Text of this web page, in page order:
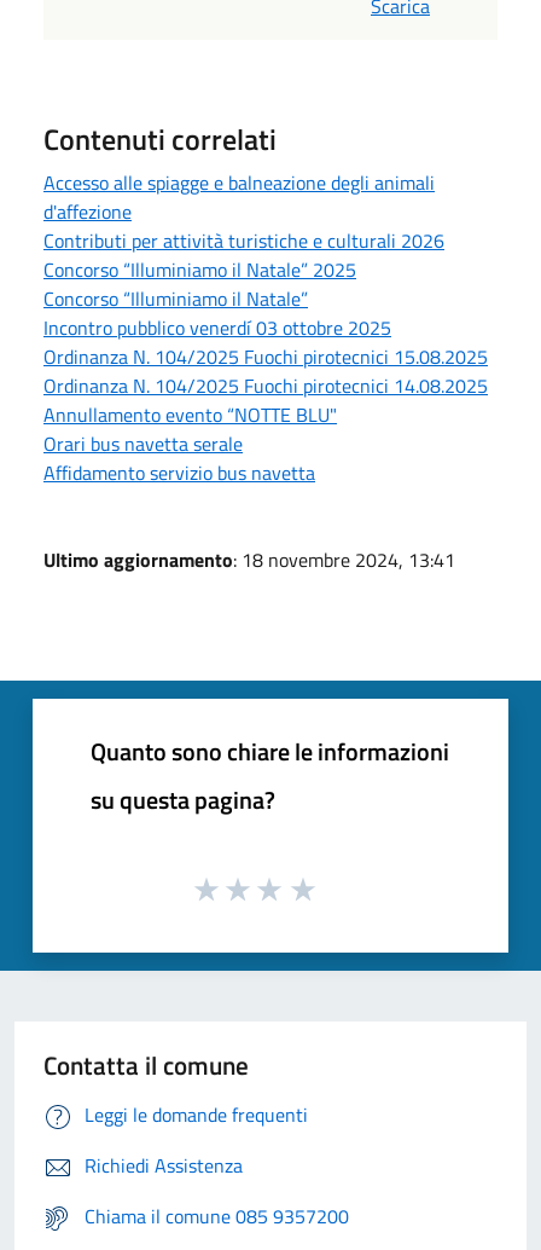
Contenuti correlati
Accesso alle spiagge e balneazione degli animali
d'affezione
Contributi per attività turistiche e culturali 2026
Concorso “Illuminiamo il Natale” 2025
Concorso “Illuminiamo il Natale”
Incontro pubblico venerdí 03 ottobre 2025
Ordinanza N. 104/2025 Fuochi pirotecnici 15.08.2025
Ordinanza N. 104/2025 Fuochi pirotecnici 14.08.2025
Annullamento evento “NOTTE BLU"
Orari bus navetta serale
Affidamento servizio bus navetta
Ultimo aggiornamento: 18 novembre 2024, 13:41
Quanto sono chiare le informazioni
su questa pagina?
Contatta il comune
Leggi le domande frequenti
Richiedi Assistenza
Chiama il comune 085 9357200